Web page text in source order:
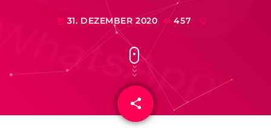
today 31. DEZEMBER 2020 457
share
email